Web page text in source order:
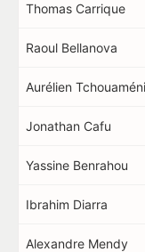
Thomas Carrique
Raoul Bellanova
Aurélien Tchouaméni
Jonathan Cafu
Yassine Benrahou
Ibrahim Diarra
Alexandre Mendy